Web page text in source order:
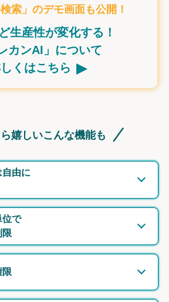
検索」のデモ画面も公開！
生産性が変化する！
カンAI」について
くはこちら ▸
嬉しいこんな機能も
自由に
位で
限
限